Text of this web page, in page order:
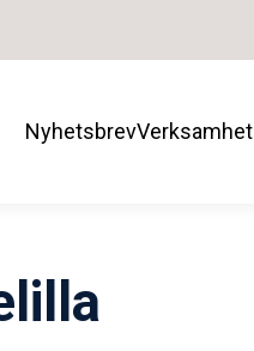
NyhetsbrevVerksamhet